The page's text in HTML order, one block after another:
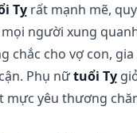
Tỵ rất mạnh mẽ,
người xung
chắc cho vợ con,
Phụ nữtuổi Tỵ
mực yêu thương